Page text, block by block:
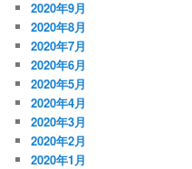
2020年9月
2020年8月
2020年7月
2020年6月
2020年5月
2020年4月
2020年3月
2020年2月
2020年1月